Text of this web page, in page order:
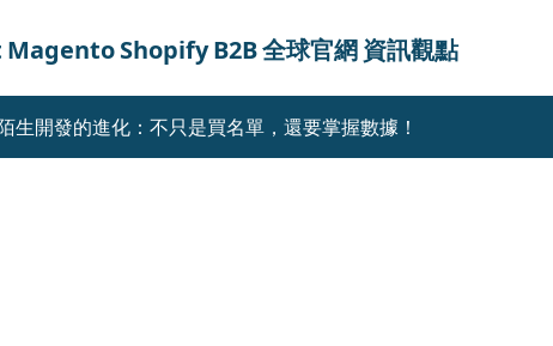
MagentoShopifyB2B全球官網資訊觀點
生開發的進化：不只是買名單，還要掌握數據！